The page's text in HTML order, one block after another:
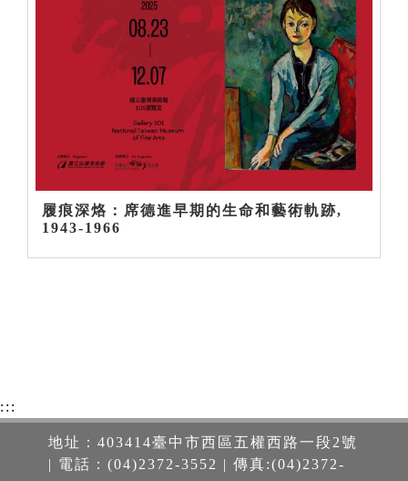
履痕深烙：席德進早期的生命和藝術軌跡,
1943-1966
:::
地址：403414臺中市西區五權西路一段2號
| 電話：(04)2372-3552 | 傳真:(04)2372-